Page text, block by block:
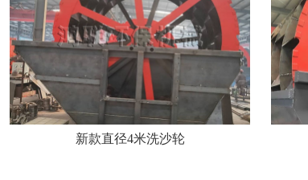
新款直径4米洗沙轮